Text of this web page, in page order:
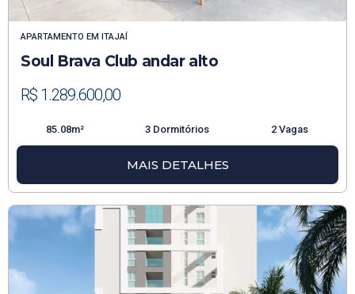
APARTAMENTO EM ITAJAÍ
Soul Brava Club andar alto
R$ 1.289.600,00
85.08m² 3 Dormitórios 2 Vagas
MAIS DETALHES